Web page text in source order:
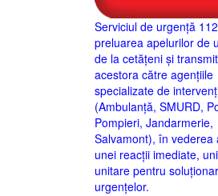
Serviciul de urgență
preluarea apelurilor de
de la cetățeni și
acestora către agențiile
specializate de
(Ambulanță, SMURD,
Pompieri, Jandarmerie,
Salvamont), în vederea
unei reacții imediate,
unitare pentru
urgențelor.